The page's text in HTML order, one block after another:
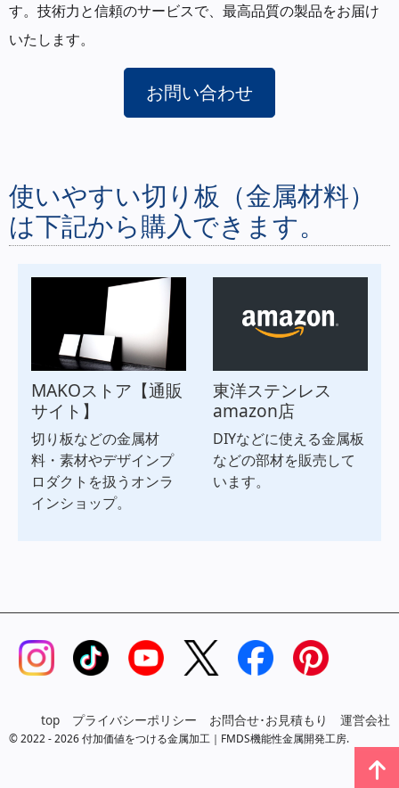
す。技術力と信頼のサービスで、最高品質の製品をお届け
いたします。
お問い合わせ
使いやすい切り板（金属材料）
は下記から購入できます。
MAKOストア【通販
サイト】
切り板などの金属材
料・素材やデザインプ
ロダクトを扱うオンラ
インショップ。
東洋ステンレス
amazon店
DIYなどに使える金属板
などの部材を販売して
います。
top プライバシーポリシー お問合せ･お見積もり 運営会社
© 2022 - 2026 付加価値をつける金属加工｜FMDS機能性金属開発工房.